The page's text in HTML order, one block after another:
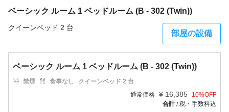
ベーシック ルーム 1 ベッドルーム (B - 302 (Twin))
クイーンベッド 2 台
部屋の設備
ベーシック ルーム 1 ベッドルーム (B - 302 (Twin))
禁煙 食事なし
クイーンベッド 2 台
通常価格 ¥ 16,385 10%OFF
合計/税・手数料込